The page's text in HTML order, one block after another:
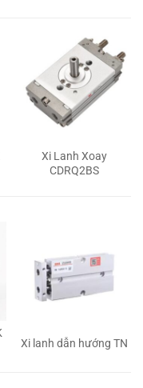
Xi Lanh Xoay
CDRQ2BS
Xi lanh dẫn hướng TN